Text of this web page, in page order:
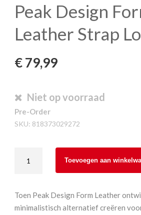
Peak Design
Leather Strap
€79,99
Niet op voorraad
Pre-Order
SKU: 818373029272
Design
Leather
Strap
Toevoegen aan
Toen Peak Design Form Leather
minimalistisch alternatief creëren